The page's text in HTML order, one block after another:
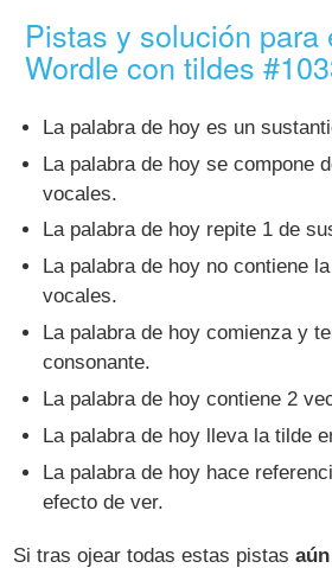
Pistas y solución para
Wordle con tildes
La palabra de hoy es un
La palabra de hoy se compone
vocales.
La palabra de hoy repite 1 de
La palabra de hoy no contiene
vocales.
La palabra de hoy comienza y
consonante.
La palabra de hoy contiene 2
La palabra de hoy lleva la tilde
La palabra de hoy hace
efecto de ver.
Si tras ojear todas estas pistas